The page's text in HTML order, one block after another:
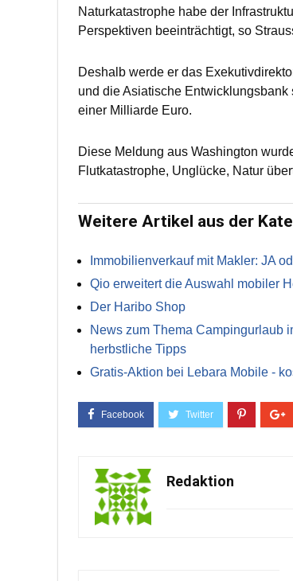
Naturkatastrophe habe der
Perspektiven beeinträchtigt, so
Deshalb werde er das
und die Asiatische
einer Milliarde Euro.
Diese Meldung aus Washington
Flutkatastrophe, Unglücke, Natur
Weitere Artikel aus der
Immobilienverkauf mit Makler: JA
Qio erweitert die Auswahl mobiler
Der Haribo Shop
News zum Thema Campingurlaub
herbstliche Tipps
Gratis-Aktion bei Lebara Mobile -
Redaktion